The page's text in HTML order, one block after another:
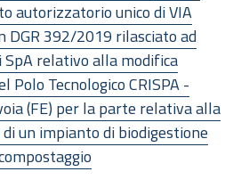
autorizzatorio unico di VIA
DGR 392/2019 rilasciato ad
relativo alla modifica
Polo Tecnologico CRISPA -
(FE) per la parte relativa alla
un impianto di biodigestione